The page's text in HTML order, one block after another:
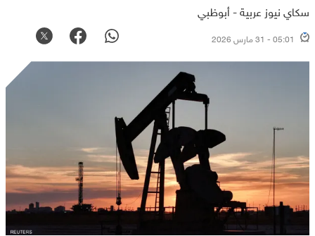
سكاي نيوز عربية - أبوظبي
05:01 - 31 مارس 2026